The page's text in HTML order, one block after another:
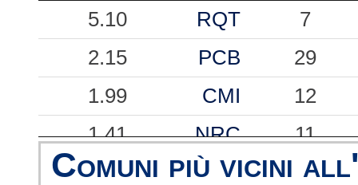
PGA
(cm/s²)
Stazione
Distanza
(km)
5.10 RQT
7
2.15
PCB
29
1.99
CMI
12
1.41
NRC
11
0.47
RSM
28
Comuni più vicini